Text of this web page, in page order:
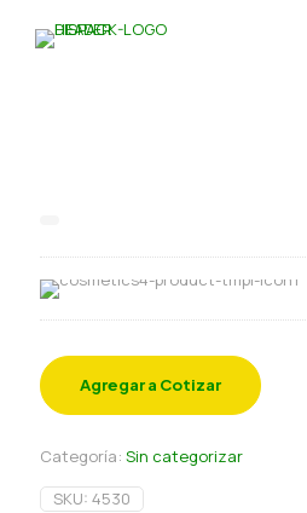
Agregar a Cotizar
Categoría: Sin categorizar
SKU: 4530